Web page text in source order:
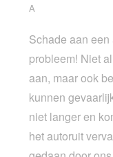
A
Schade aan
probleem! Niet
aan, maar ook
kunnen
niet langer en
het autoruit